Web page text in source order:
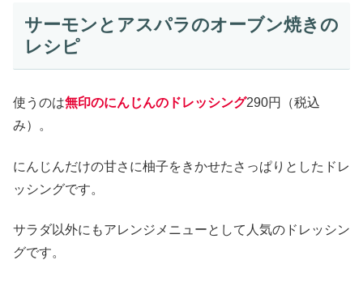
サーモンとアスパラのオーブン焼きの
レシピ
使うのは無印のにんじんのドレッシング290円（税込
み）。
にんじんだけの甘さに柚子をきかせたさっぱりとしたドレ
ッシングです。
サラダ以外にもアレンジメニューとして人気のドレッシン
グです。